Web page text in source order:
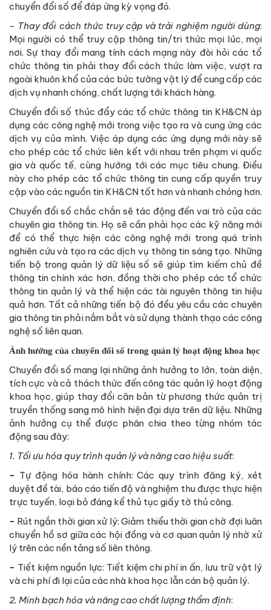
chuyển đổi số để đáp ứng kỳ vọng đó.
- Thay đổi cách thức truy cập và trải nghiệm người dùng:
Mọi người có thể truy cập thông tin/tri thức mọi lúc, mọi
nơi. Sự thay đổi mang tính cách mạng này đòi hỏi các tổ
chức thông tin phải thay đổi cách thức làm việc, vượt ra
ngoài khuôn khổ của các bức tường vật lý để cung cấp các
dịch vụ nhanh chóng, chất lượng tới khách hàng.
Chuyển đổi số thúc đẩy các tổ chức thông tin KH&CN áp
dụng các công nghệ mới trong việc tạo ra và cung ứng các
dịch vụ của mình. Việc áp dụng các ứng dụng mới này sẽ
cho phép các tổ chức liên kết với nhau trên phạm vi quốc
gia và quốc tế, cùng hướng tới các mục tiêu chung. Điều
này cho phép các tổ chức thông tin cung cấp quyền truy
cập vào các nguồn tin KH&CN tốt hơn và nhanh chóng hơn.
Chuyển đổi số chắc chắn sẽ tác động đến vai trò của các
chuyên gia thông tin. Họ sẽ cần phải học các kỹ năng mới
để có thể thực hiện các công nghệ mới trong quá trình
nghiên cứu và tạo ra các dịch vụ thông tin sáng tạo. Những
tiến bộ trong quản lý dữ liệu số sẽ giúp tìm kiếm chủ đề
thông tin chính xác hơn, đồng thời cho phép các tổ chức
thông tin quản lý và thể hiện các tài nguyên thông tin hiệu
quả hơn. Tất cả những tiến bộ đó đều yêu cầu các chuyên
gia thông tin phải nắm bắt và sử dụng thành thạo các công
nghệ số liên quan.
Ảnh hưởng của chuyển đổi số trong quản lý hoạt động khoa học
Chuyển đổi số mang lại những ảnh hưởng to lớn, toàn diện,
tích cực và cả thách thức đến công tác quản lý hoạt động
khoa học, giúp thay đổi căn bản từ phương thức quản trị
truyền thống sang mô hình hiện đại dựa trên dữ liệu. Những
ảnh hưởng cụ thể được phân chia theo từng nhóm tác
động sau đây:
1. Tối ưu hóa quy trình quản lý và nâng cao hiệu suất:
- Tự động hóa hành chính: Các quy trình đăng ký, xét
duyệt đề tài, báo cáo tiến độ và nghiệm thu được thực hiện
trực tuyến, loại bỏ đáng kể thủ tục giấy tờ thủ công.
- Rút ngắn thời gian xử lý: Giảm thiểu thời gian chờ đợi luân
chuyển hồ sơ giữa các hội đồng và cơ quan quản lý nhờ xử
lý trên các nền tảng số liên thông.
- Tiết kiệm nguồn lực: Tiết kiệm chi phí in ấn, lưu trữ vật lý
và chi phí đi lại của các nhà khoa học lẫn cán bộ quản lý.
2. Minh bạch hóa và nâng cao chất lượng thẩm định: